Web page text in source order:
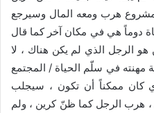
هرب ومعه المال وسيرجع
دوماً هي في مكان آخر كما قال
هو الرجل الذي لم يكن هناك ، لا
مهنته في سلّم الحياة / المجتمع
كان ممكناً أن تكون ، سيجلب
، هرب الرجل كما ظنّ كرين ، ولم